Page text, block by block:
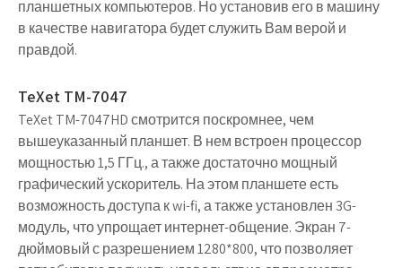
планшетных компьютеров. Но установив его в машину
в качестве навигатора будет служить Вам верой и
правдой.
TeXet TM-7047
TeXet TM-7047HD смотрится поскромнее, чем
вышеуказанный планшет. В нем встроен процессор
мощностью 1,5 ГГц., а также достаточно мощный
графический ускоритель. На этом планшете есть
возможность доступа к wi-fi, а также установлен 3G-
модуль, что упрощает интернет-общение. Экран 7-
дюймовый с разрешением 1280*800, что позволяет